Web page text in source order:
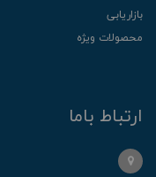
بازاریابی
محصولات ویژه
ارتباط باما